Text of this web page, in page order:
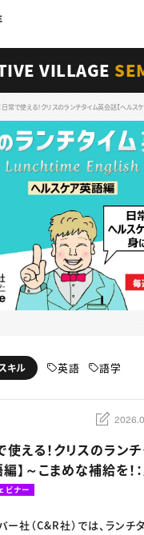
ン
を探す
求人検索
ス
い！
作
グ
ラム トップ
ー
タビュー
トップ
からのお知らせ
VILLAGE
常で使える！クリスのランチタイム英会話【ヘルス
キル 英語 語学
える！クリスのラン
】～こまめな補給を！
ビナー
ー社（C&R社）では、ランチ